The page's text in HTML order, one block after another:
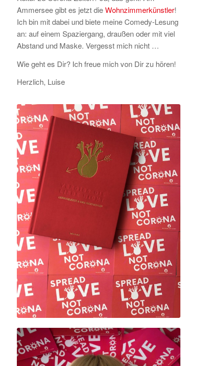
Ammersee gibt es jetzt dieWohnzimmerkünstler!
Ich bin mit dabei und biete meine Comedy-Lesung
an: auf einem Spaziergang, draußen oder mit viel
Abstand und Maske. Vergesst mich nicht …
Wie geht es Dir? Ich freue mich von Dir zu hören!
Herzlich, Luise